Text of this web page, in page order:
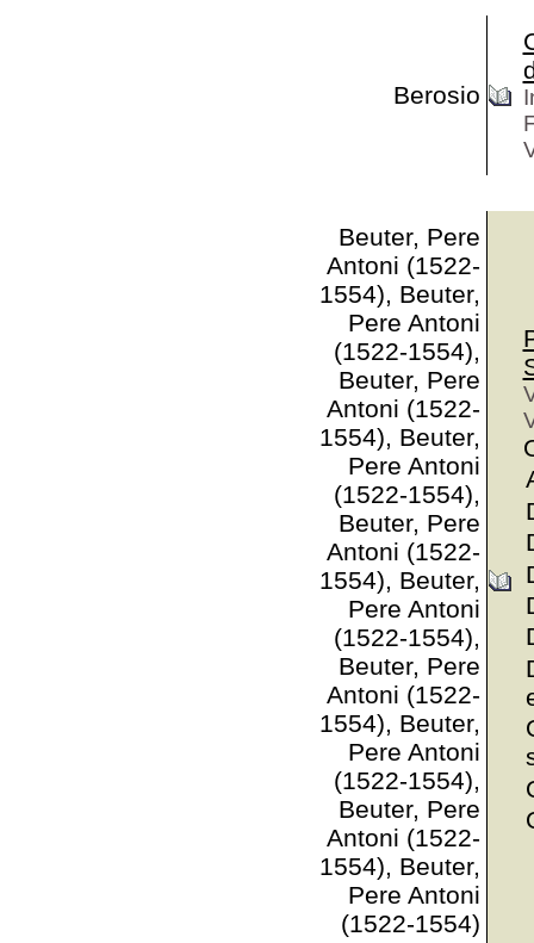
Berosio
Beuter, Pere
Antoni (1522-
1554), Beuter,
Pere Antoni
(1522-1554),
Beuter, Pere
Antoni (1522-
1554), Beuter,
Pere Antoni
(1522-1554),
Beuter, Pere
Antoni (1522-
1554), Beuter,
Pere Antoni
(1522-1554),
Beuter, Pere
Antoni (1522-
1554), Beuter,
Pere Antoni
(1522-1554),
Beuter, Pere
Antoni (1522-
1554), Beuter,
Pere Antoni
(1522-1554)